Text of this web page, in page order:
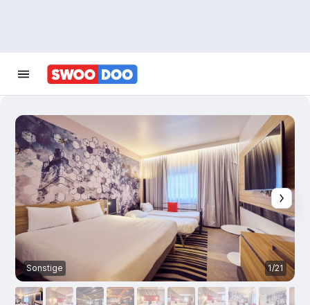
Sonstige 1/21